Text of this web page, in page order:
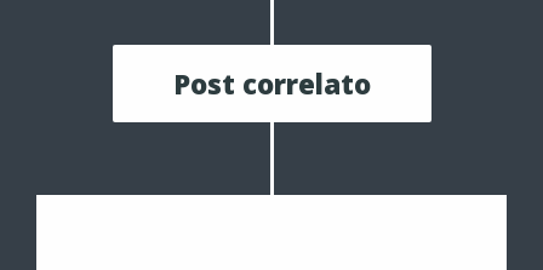
Post correlato